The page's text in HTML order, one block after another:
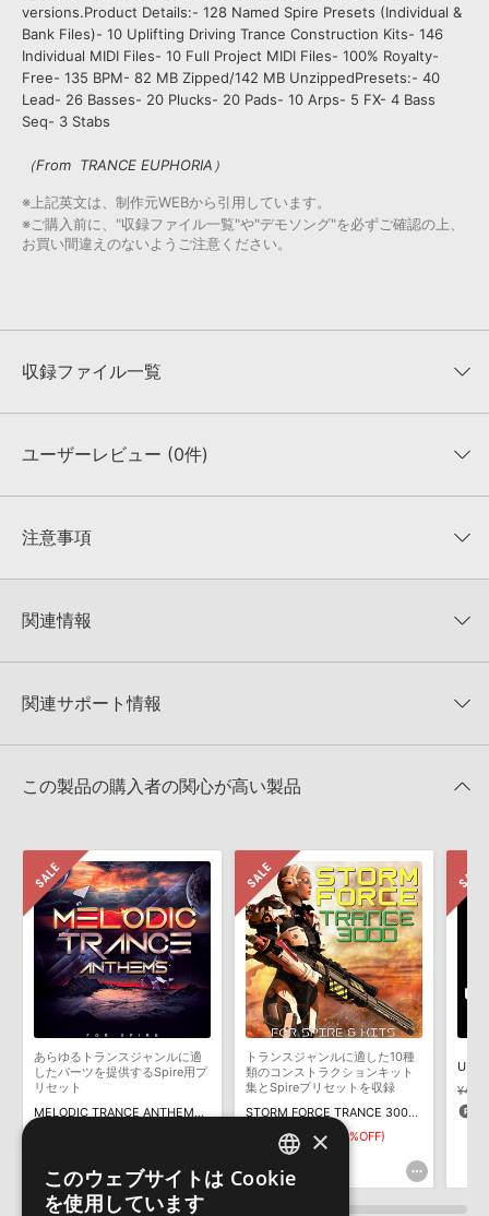
versions.Product Details:- 128 Named Spire Presets (Individual &
Bank Files)- 10 Uplifting Driving Trance Construction Kits- 146
Individual MIDI Files- 10 Full Project MIDI Files- 100% Royalty-
Free- 135 BPM- 82 MB Zipped/142 MB UnzippedPresets:- 40
Lead- 26 Basses- 20 Plucks- 20 Pads- 10 Arps- 5 FX- 4 Bass
Seq- 3 Stabs
（From TRANCE EUPHORIA）
※上記英文は、制作元WEBから引用しています。
※ご購入前に、"収録ファイル一覧"や"デモソング"を必ずご確認の上、
お買い間違えのないようご注意ください。
収録ファイル一覧
収録ファイル一覧
ユーザーレビュー (0件)
★★★★★
★5
★4
★1
0%
注意事項
KONTAKTフォーマットは、
でお使いいただけます。無償版のKONTAKT PLAYERではお使いい
4GBを超えるデータに関するご注意：
FAT32でフォーマットされた
きます際には、NTFSやHFS＋でフォーマットされたHDDをご用意
いただく必要がございます。
知らせするメールの2通が送信されます。メールに記載されており
ます説明に沿って、製品のダウンロード／導入を行って下さい。
サンプルパック製品には、原則として日本語版操作マニュアルをご
用意しておりません。ご購入後のご不明点や詳細に関するお問い合
わせなどはテクニカルサポート
までご連絡ください。
デモソングは、製品収録サウンドを使ってできることを紹介するた
めのデモンストレーション用の楽曲です。原則として、デモソング
そのものをお使いいただくことはできません。また、デモソングを
構成する全てのサウンドが、サンプルパックに含まれていることを
保証するものではありません。
ダウンロード製品という性質上、一切の返品・返金はお受け付け致
しかねます。
関連情報
50%OFF！サマーセール！
報
関連サポート情報
2022.06.06
2022.06.06
マークのついた情報は、該当する製品のご購入ユーザー様専用となって
おります。ご覧頂くには、該当する製品をご購入頂く必要がございます。
UPLIFTING DRIVING TRANCE WEAPONS FOR SPIREのサポート情
この製品の購入者の関心が高い製品
あらゆるトランスジャンルに適
したパーツを提供するSpire用プ
リセット
MELODIC TRANCE ANTHEMS FOR SPIRE
トランスジャンルに適した10種
類のコンストラクションキット
集とSpireプリセットを収録
STORM FORCE TRANCE 3000 FOR SPIRE AND KITS
¥5,368 ¥2,684(50%OFF)
134pt
ENGLISH
×
このウェブサイトは Cookie
を使用しています